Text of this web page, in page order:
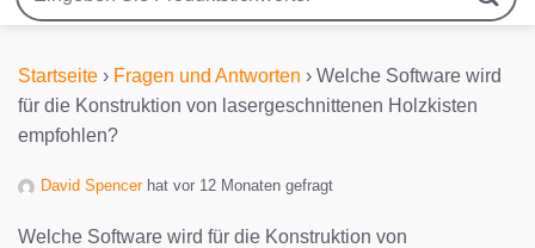
nach:
Startseite › Fragen und Antworten › Welche Software wird
für die Konstruktion von lasergeschnittenen Holzkisten
empfohlen?
David Spencerhat vor 12 Monaten gefragt
Welche Software wird für die Konstruktion von